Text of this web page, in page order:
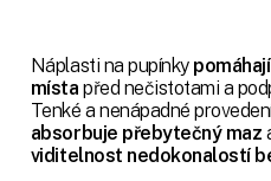
Náplasti na pupínky
místapřed nečistotami a
Tenké a nenápadné
absorbuje přebytečný maz
viditelnost nedokonalostí